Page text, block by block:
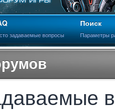
задаваемые вопросы
Поиск
Параметры